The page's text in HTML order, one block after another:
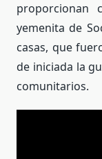
proporcionan
yemenita de
casas, que
de iniciada la
comunitarios.